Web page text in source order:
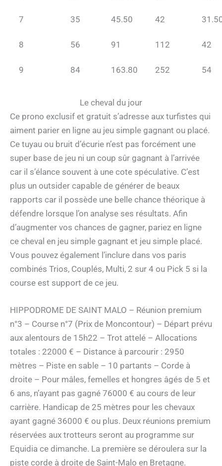
7 35 45.50 42
8 56 91 112 42
9 84 163.80 252 54
Le cheval du jour
Ce prono exclusif et gratuit s’adresse aux turfistes qui
aiment parier en ligne au jeu simple gagnant ou placé.
Ce tuyau ou bruit d’écurie n’est pas forcément une
super base de jeu ni un coup sûr gagnant à l’arrivée
car il s’élance souvent à une cote spéculative. C’est
plus un outsider capable de générer de beaux
rapports car il possède une belle chance théorique à
défendre lorsque l’on analyse ses résultats. Afin
d’augmenter vos chances de gagner, pariez en ligne
ce cheval en jeu simple gagnant et jeu simple placé.
Vous pouvez également l’inclure dans vos paris
combinés Trios, Couplés, Multi, 2 sur 4 ou Pick 5 si la
course est support de ce jeu.
HIPPODROME DE SAINT MALO – Réunion premium
n°3 – Course n°7 (Prix de Moncontour) – Départ prévu
aux alentours de 15h22 – Trot attelé – Allocations
totales : 22000 € – Distance à parcourir : 2950
mètres – Piste en sable – 10 partants – Corde à
droite – Pour mâles, femelles et hongres âgés de 5 et
6 ans, n’ayant pas gagné 76000 € au cours de leur
carrière. Handicap de 25 mètres pour les chevaux
ayant gagné 36000 € ou plus. Deux réunions premium
réservées aux trotteurs seront au programme sur
Equidia ce dimanche. La première se déroulera sur la
piste corde à droite de Saint-Malo en Bretagne.